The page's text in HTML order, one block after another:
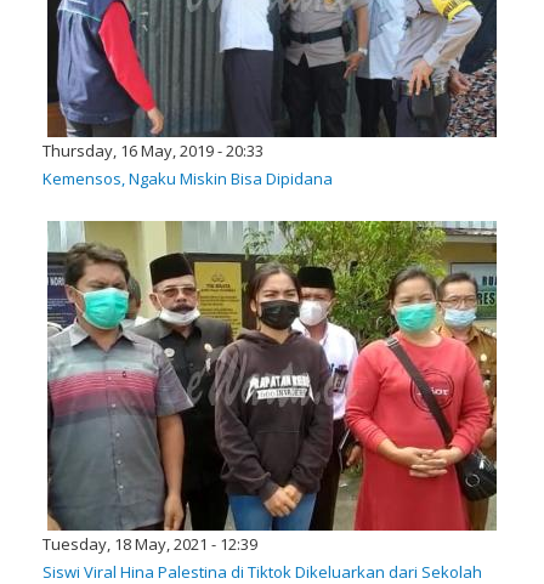
Thursday, 16 May, 2019 - 20:33
Kemensos, Ngaku Miskin Bisa Dipidana
Tuesday, 18 May, 2021 - 12:39
Siswi Viral Hina Palestina di Tiktok Dikeluarkan dari Sekolah